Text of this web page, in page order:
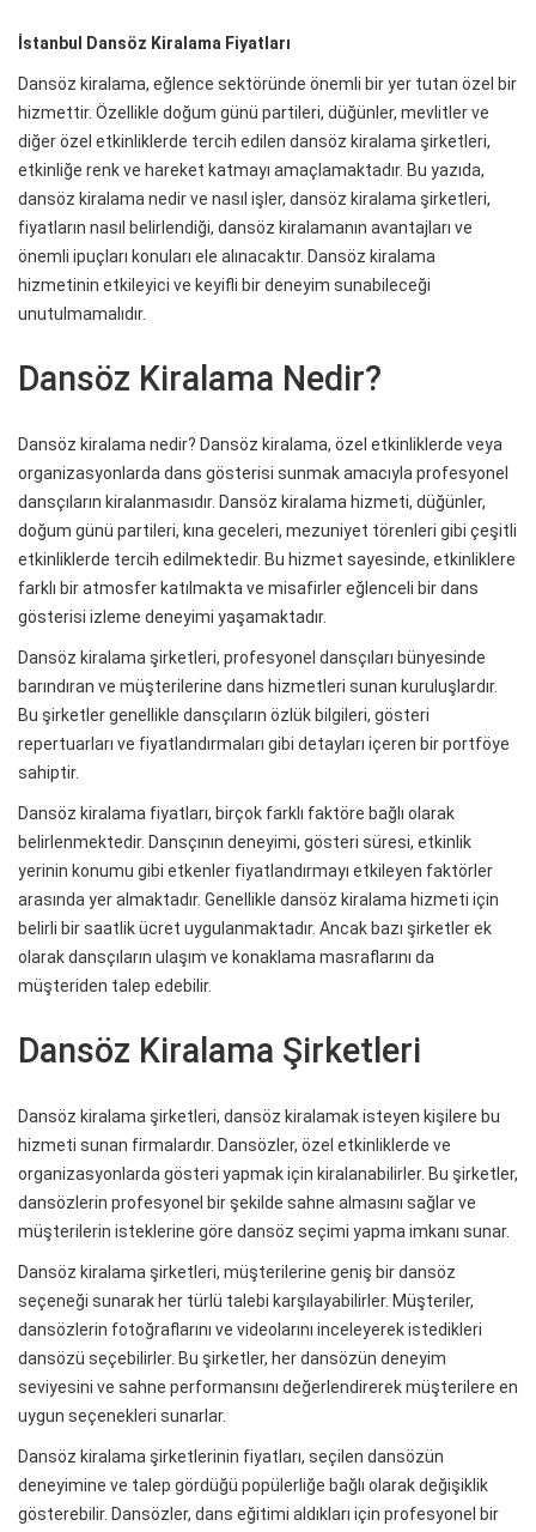
İstanbul Dansöz Kiralama Fiyatları
Dansöz kiralama, eğlence sektöründe önemli bir yer tutan özel bir
hizmettir. Özellikle doğum günü partileri, düğünler, mevlitler ve
diğer özel etkinliklerde tercih edilen dansöz kiralama şirketleri,
etkinliğe renk ve hareket katmayı amaçlamaktadır. Bu yazıda,
dansöz kiralama nedir ve nasıl işler, dansöz kiralama şirketleri,
fiyatların nasıl belirlendiği, dansöz kiralamanın avantajları ve
önemli ipuçları konuları ele alınacaktır. Dansöz kiralama
hizmetinin etkileyici ve keyifli bir deneyim sunabileceği
unutulmamalıdır.
Dansöz Kiralama Nedir?
Dansöz kiralama nedir? Dansöz kiralama, özel etkinliklerde veya
organizasyonlarda dans gösterisi sunmak amacıyla profesyonel
dansçıların kiralanmasıdır. Dansöz kiralama hizmeti, düğünler,
doğum günü partileri, kına geceleri, mezuniyet törenleri gibi çeşitli
etkinliklerde tercih edilmektedir. Bu hizmet sayesinde, etkinliklere
farklı bir atmosfer katılmakta ve misafirler eğlenceli bir dans
gösterisi izleme deneyimi yaşamaktadır.
Dansöz kiralama şirketleri, profesyonel dansçıları bünyesinde
barındıran ve müşterilerine dans hizmetleri sunan kuruluşlardır.
Bu şirketler genellikle dansçıların özlük bilgileri, gösteri
repertuarları ve fiyatlandırmaları gibi detayları içeren bir portföye
sahiptir.
Dansöz kiralama fiyatları, birçok farklı faktöre bağlı olarak
belirlenmektedir. Dansçının deneyimi, gösteri süresi, etkinlik
yerinin konumu gibi etkenler fiyatlandırmayı etkileyen faktörler
arasında yer almaktadır. Genellikle dansöz kiralama hizmeti için
belirli bir saatlik ücret uygulanmaktadır. Ancak bazı şirketler ek
olarak dansçıların ulaşım ve konaklama masraflarını da
müşteriden talep edebilir.
Dansöz Kiralama Şirketleri
Dansöz kiralama şirketleri, dansöz kiralamak isteyen kişilere bu
hizmeti sunan firmalardır. Dansözler, özel etkinliklerde ve
organizasyonlarda gösteri yapmak için kiralanabilirler. Bu şirketler,
dansözlerin profesyonel bir şekilde sahne almasını sağlar ve
müşterilerin isteklerine göre dansöz seçimi yapma imkanı sunar.
Dansöz kiralama şirketleri, müşterilerine geniş bir dansöz
seçeneği sunarak her türlü talebi karşılayabilirler. Müşteriler,
dansözlerin fotoğraflarını ve videolarını inceleyerek istedikleri
dansözü seçebilirler. Bu şirketler, her dansözün deneyim
seviyesini ve sahne performansını değerlendirerek müşterilere en
uygun seçenekleri sunarlar.
Dansöz kiralama şirketlerinin fiyatları, seçilen dansözün
deneyimine ve talep gördüğü popülerliğe bağlı olarak değişiklik
gösterebilir. Dansözler, dans eğitimi aldıkları için profesyonel bir